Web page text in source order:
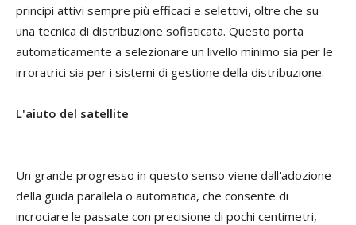
principi attivi sempre più efficaci e selettivi, oltre che su
una tecnica di distribuzione sofisticata. Questo porta
automaticamente a selezionare un livello minimo sia per le
irroratrici sia per i sistemi di gestione della distribuzione.
L'aiuto del satellite
Un grande progresso in questo senso viene dall'adozione
della guida parallela o automatica, che consente di
incrociare le passate con precisione di pochi centimetri,